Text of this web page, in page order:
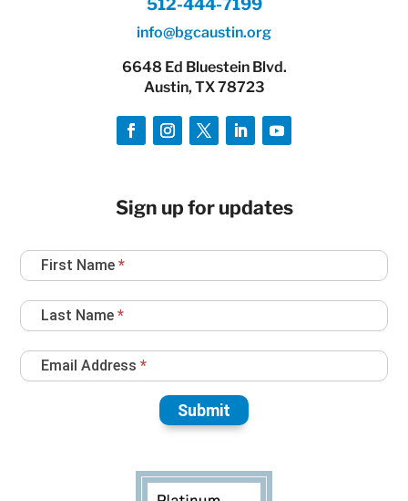
512-444-7199
info@bgcaustin.org
6648 Ed Bluestein Blvd.
Austin, TX 78723
Sign up for updates
Newsletter
SignFirst Name*
Last Name*
Email Address*
Submit